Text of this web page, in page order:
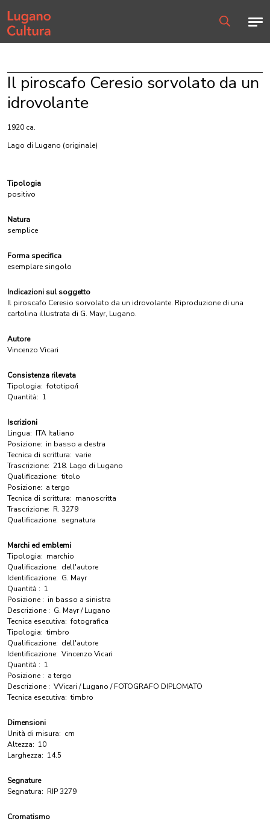
Home page
Il piroscafo Ceresio sorvolato da un
idrovolante
1920 ca.
Lago di Lugano (originale)
Tipologia
positivo
Natura
semplice
Forma specifica
esemplare singolo
Indicazioni sul soggetto
Il piroscafo Ceresio sorvolato da un idrovolante. Riproduzione di una
cartolina illustrata di G. Mayr, Lugano.
Autore
Vincenzo Vicari
Consistenza rilevata
Tipologia: fototipo/i
Quantità: 1
Iscrizioni
Lingua: ITA Italiano
Posizione: in basso a destra
Tecnica di scrittura: varie
Trascrizione: 218. Lago di Lugano
Qualificazione: titolo
Posizione: a tergo
Tecnica di scrittura: manoscritta
Trascrizione: R. 3279
Qualificazione: segnatura
Marchi ed emblemi
Tipologia: marchio
Qualificazione: dell'autore
Identificazione: G. Mayr
Quantità : 1
Posizione : in basso a sinistra
Descrizione : G. Mayr / Lugano
Tecnica esecutiva: fotografica
Tipologia: timbro
Qualificazione: dell'autore
Identificazione: Vincenzo Vicari
Quantità : 1
Posizione : a tergo
Descrizione : VVicari / Lugano / FOTOGRAFO DIPLOMATO
Tecnica esecutiva: timbro
Dimensioni
Unità di misura: cm
Altezza: 10
Larghezza: 14.5
Segnature
Segnatura: RIP 3279
Cromatismo